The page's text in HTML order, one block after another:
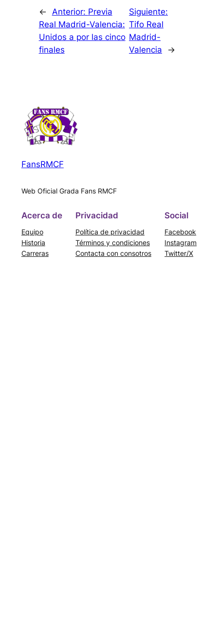
← Anterior: Previa
Real Madrid-Valencia:
Unidos a por las cinco
finales
Siguiente:
Tifo Real
Madrid-
Valencia
→
FansRMCF
Web Oficial Grada Fans RMCF
Acerca de
Equipo
Historia
Carreras
Privacidad
Política de privacidad
Términos y condiciones
Contacta con consotros
Social
Facebook
Instagram
Twitter/X